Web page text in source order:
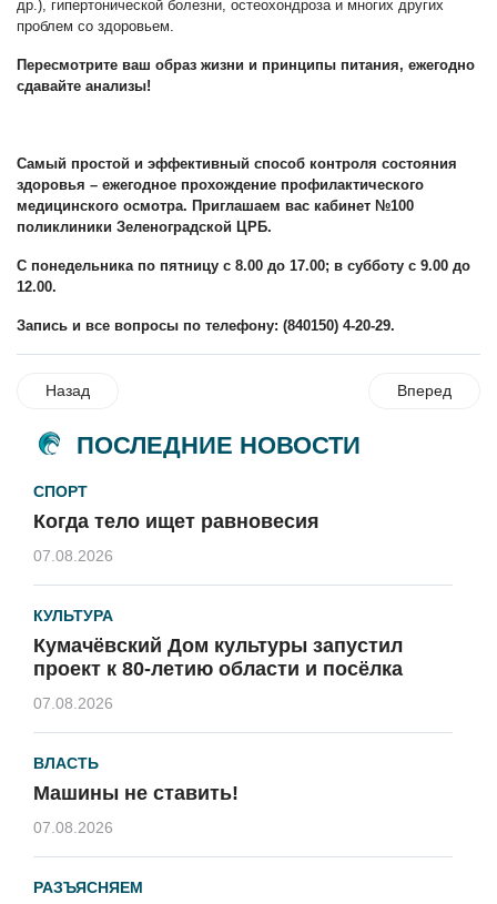
др.), гипертонической болезни, остеохондроза и многих других
проблем со здоровьем.
Пересмотрите ваш образ жизни и принципы питания, ежегодно
сдавайте анализы!
Самый простой и эффективный способ контроля состояния
здоровья – ежегодное прохождение профилактического
медицинского осмотра. Приглашаем вас кабинет №100
поликлиники Зеленоградской ЦРБ.
С понедельника по пятницу с 8.00 до 17.00; в субботу с 9.00 до
12.00.
Запись и все вопросы по телефону: (840150) 4-20-29.
Назад Вперед
ПОСЛЕДНИЕ НОВОСТИ
СПОРТ
Когда тело ищет равновесия
07.08.2026
КУЛЬТУРА
Кумачёвский Дом культуры запустил
проект к 80-летию области и посёлка
07.08.2026
ВЛАСТЬ
Машины не ставить!
07.08.2026
РАЗЪЯСНЯЕМ